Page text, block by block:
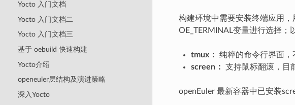
Yocto 入门文档
Yocto 入门文档二
Yocto 入门文档三
基于 oebuild 快速构建
Yocto介绍
openeuler层结构及演进策略
深入Yocto
构建环境中需要安装终端应用
OE_TERMINAL变量进行选择；
tmux：
纯粹的命令行界面，
screen：
支持鼠标翻滚，目
openEuler 最新容器中已安装